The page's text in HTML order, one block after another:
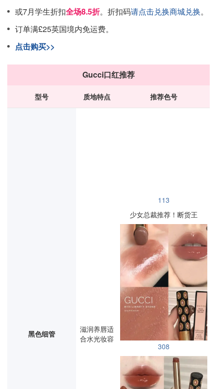
或7月学生折扣全场8.5折。折扣码请点击兑换商城兑换。
订单满£25英国境内免运费。
点击购买>>
Gucci口红推荐
型号 质地特点 推荐色号
黑色细管 滋润养唇适
合水光妆容
113
少女总裁推荐！断货王
308